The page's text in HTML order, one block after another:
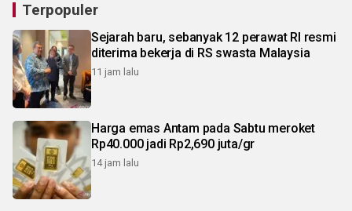
Terpopuler
Sejarah baru, sebanyak 12 perawat RI resmi
diterima bekerja di RS swasta Malaysia
11 jam lalu
Harga emas Antam pada Sabtu meroket
Rp40.000 jadi Rp2,690 juta/gr
14 jam lalu